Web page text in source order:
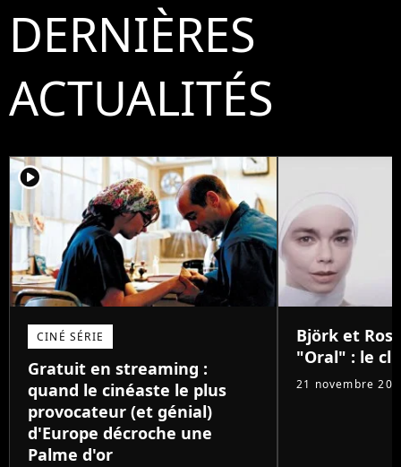
DERNIÈRES
ACTUALITÉS
player2
CINÉ SÉRIE
Gratuit en streaming :
quand le cinéaste le plus
provocateur (et génial)
d'Europe décroche une
Palme d'or
Björk et
"Oral" : le
21 novembre